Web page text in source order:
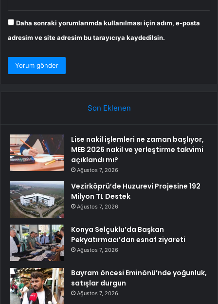
Daha sonraki yorumlarımda kullanılması için adım, e-posta
adresim ve site adresim bu tarayıcıya kaydedilsin.
Son Eklenen
Lise nakil işlemleri ne zaman başlıyor,
MEB 2026 nakil ve yerleştirme takvimi
açıklandı mı?
Ağustos 7, 2026
Vezirköprü’de Huzurevi Projesine 192
Milyon TL Destek
Ağustos 7, 2026
Konya Selçuklu’da Başkan
Pekyatırmacı’dan esnaf ziyareti
Ağustos 7, 2026
Bayram öncesi Eminönü’nde yoğunluk,
satışlar durgun
Ağustos 7, 2026